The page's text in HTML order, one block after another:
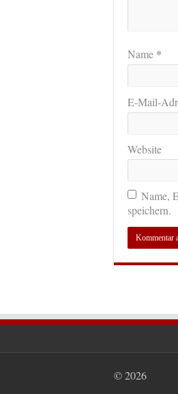
Name *
E-Mail-
Website
Name,
speichern.
© 2026